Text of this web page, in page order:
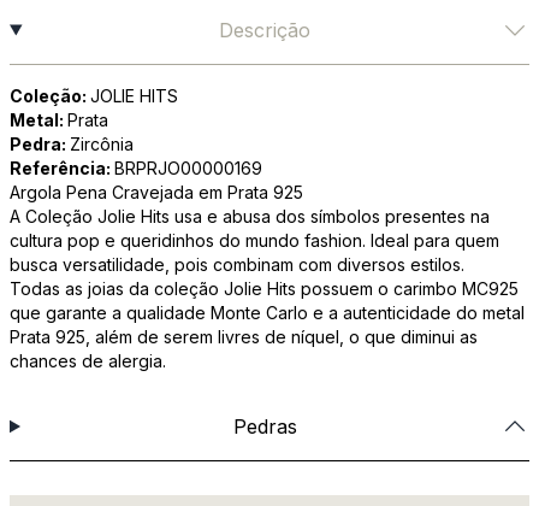
Descrição
Coleção: JOLIE HITS
Metal: Prata
Pedra: Zircônia
Referência: BRPRJO00000169
Argola Pena Cravejada em Prata 925
A Coleção Jolie Hits usa e abusa dos símbolos presentes na
cultura pop e queridinhos do mundo fashion. Ideal para quem
busca versatilidade, pois combinam com diversos estilos.
Todas as joias da coleção Jolie Hits possuem o carimbo MC925
que garante a qualidade Monte Carlo e a autenticidade do metal
Prata 925, além de serem livres de níquel, o que diminui as
chances de alergia.
Pedras